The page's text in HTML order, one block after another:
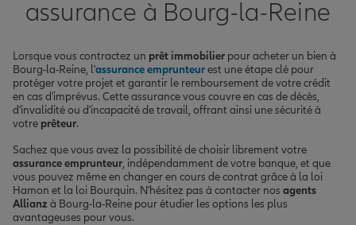
assurance à Bourg-la-Reine
Lorsque vous contractez un prêt immobilier pour acheter un bien à
Bourg-la-Reine, l'assurance emprunteurest une étape clé pour
protéger votre projet et garantir le remboursement de votre crédit
en cas d'imprévus. Cette assurance vous couvre en cas de décès,
d'invalidité ou d'incapacité de travail, offrant ainsi une sécurité à
votre prêteur.
Sachez que vous avez la possibilité de choisir librement votre
assurance emprunteur, indépendamment de votre banque, et que
vous pouvez même en changer en cours de contrat grâce à la loi
Hamon et la loi Bourquin. N'hésitez pas à contacter nos agents
Allianz à Bourg-la-Reine pour étudier les options les plus
avantageuses pour vous.